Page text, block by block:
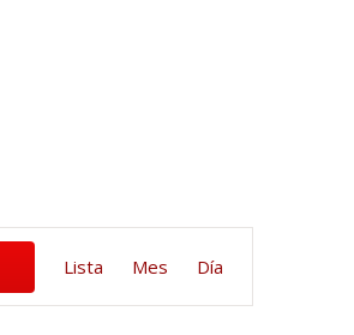
Lista Mes Día